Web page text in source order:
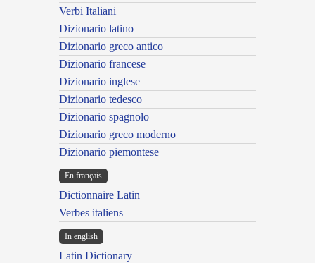
Verbi Italiani
Dizionario latino
Dizionario greco antico
Dizionario francese
Dizionario inglese
Dizionario tedesco
Dizionario spagnolo
Dizionario greco moderno
Dizionario piemontese
En français
Dictionnaire Latin
Verbes italiens
In english
Latin Dictionary